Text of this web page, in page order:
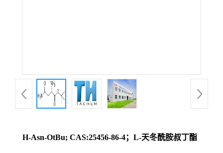
H-Asn-OtBu; CAS:25456-86-4；L-天冬酰胺叔丁酯